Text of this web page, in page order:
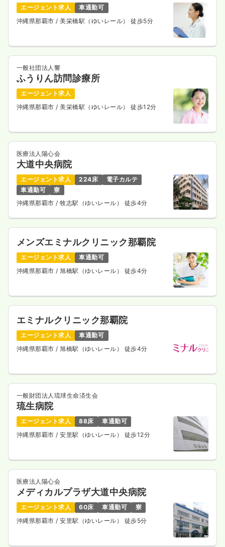
エージェント求人
車通勤可
沖縄県那覇市 / 美栄橋駅（ゆいレール） 徒歩5分
一般社団法人響
ふうりん訪問診療所
エージェント求人
沖縄県那覇市 / 美栄橋駅（ゆいレール） 徒歩12分
医療法人陽心会
大道中央病院
エージェント求人 224床
電子カルテ
車通勤可
寮
沖縄県那覇市/ 牧志駅（ゆいレール） 徒歩4分
メンズエミナルクリニック那覇院
エージェント求人
車通勤可
沖縄県那覇市 / 旭橋駅（ゆいレール） 徒歩4分
エミナルクリニック那覇院
エージェント求人
車通勤可
沖縄県那覇市 / 旭橋駅（ゆいレール） 徒歩4分
一般財団法人琉球生命済生会
琉生病院
エージェント求人 88床
車通勤可
沖縄県那覇市 / 安里駅（ゆいレール） 徒歩12分
医療法人陽心会
メディカルプラザ大道中央病院
エージェント求人 60床 車通勤可
寮
沖縄県那覇市 / 安里駅（ゆいレール） 徒歩5分